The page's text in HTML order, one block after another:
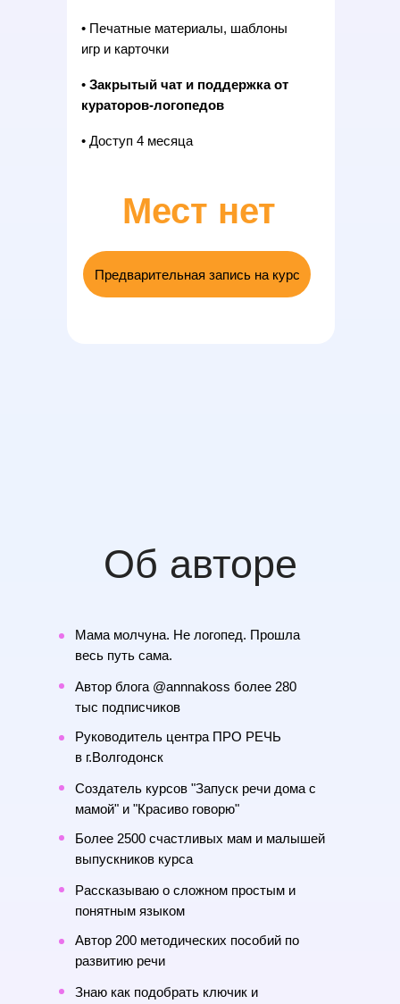
• Печатные материалы, шаблоны
игр и карточки
• Закрытый чат и поддержка от
кураторов-логопедов
• Доступ 4 месяца
Мест нет
Предварительная запись на курс
Об авторе
Мама молчуна. Не логопед. Прошла
весь путь сама.
Автор блога @annnakoss более 280
тыс подписчиков
Руководитель центра ПРО РЕЧЬ
в г.Волгодонск
Создатель курсов "Запуск речи дома с
мамой" и "Красиво говорю"
Более 2500 счастливых мам и малышей
выпускников курса
Рассказываю о сложном простым и
понятным языком
Автор 200 методических пособий по
развитию речи
Знаю как подобрать ключик и